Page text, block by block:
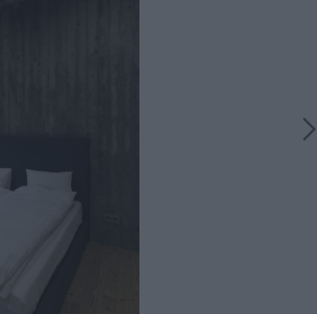
inspiracja